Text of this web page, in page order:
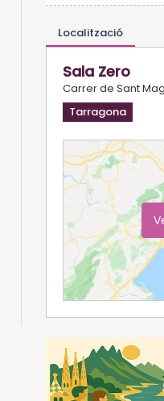
Localització
Sala Zero
Carrer de Sant
Tarragona